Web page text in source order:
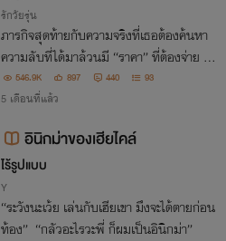
รักวัยรุ่น
ภารกิจสุดท้ายกับความจริงที่เธอต้องค้นหา
ความลับที่ได้มาล้วนมี “ราคา” ที่ต้องจ่าย แต่
ค่าโง่ที่เธอจ่ายไปเหมือนเท่าไหร่ก็ไม่พอ เพรา
ะที่เขาต้องการมันดันเป็นทั้งหมดที่เธอมี “ทั้ง
546.9K 897 440 93
5 เดือนที่แล้ว
อินิกม่าของเฮียไคล์
ไร้รูปแบบ
Y
“ระวังนะเว้ย เล่นกับเฮียเขา มึงจะได้ตายก่อน
ท้อง” “กลัวอะไรวะพี่ ก็ผมเป็นอินิกม่า”